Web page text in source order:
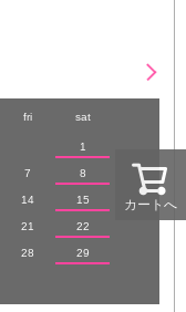
カートへ
fri sat
1
7 8
14 15
21 22
28 29